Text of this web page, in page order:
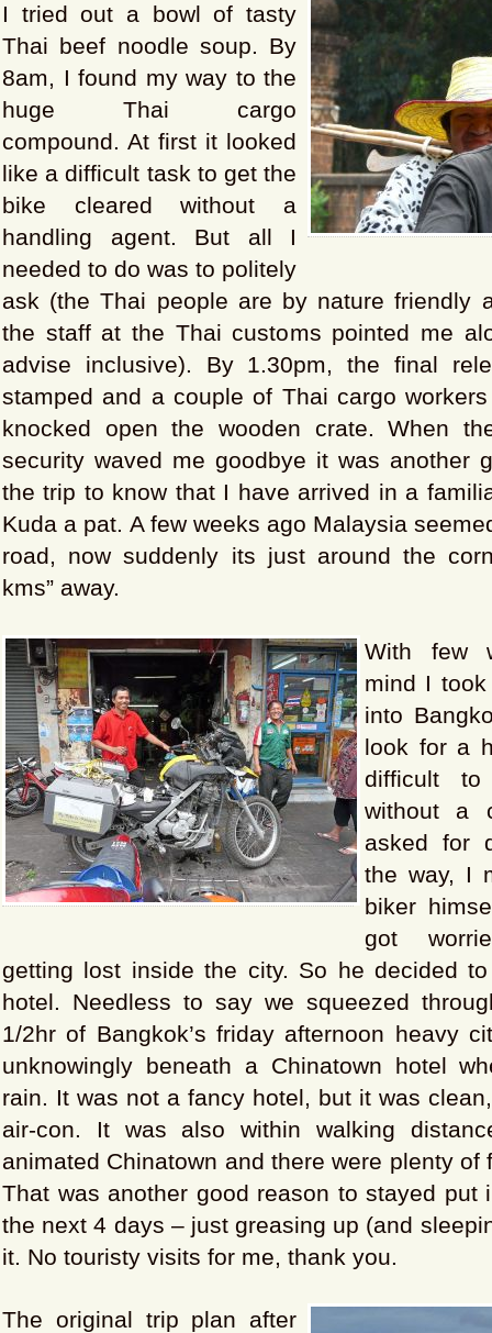
I tried out a bowl of tasty
Thai beef noodle soup. By
8am, I found my way to the
huge Thai cargo
compound. At first it looked
like a difficult task to get the
bike cleared without a
handling agent. But all I
needed to do was to politely
ask (the Thai people are by nature friendly
the staff at the Thai customs pointed me
advise inclusive). By 1.30pm, the final
stamped and a couple of Thai cargo
knocked open the wooden crate. When
security waved me goodbye it was another
the trip to know that I have arrived in a
Kuda a pat. A few weeks ago Malaysia
road, now suddenly its just around the
kms” away.
With few
mind I
into
look for a
difficult
without a
asked for
the way, I
biker
got
getting lost inside the city. So he decided
hotel. Needless to say we squeezed
1/2hr of Bangkok’s friday afternoon heavy
unknowingly beneath a Chinatown hotel
rain. It was not a fancy hotel, but it was
air-con. It was also within walking
animated Chinatown and there were plenty of
That was another good reason to stayed put
the next 4 days – just greasing up (and
it. No touristy visits for me, thank you.
The original trip plan after